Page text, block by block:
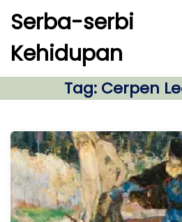
c
Serba-serbi
Kehidupan
Tag: Cerpen